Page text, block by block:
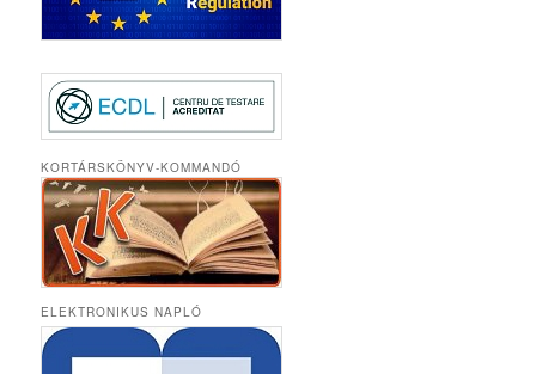
KORTÁRSKÖNYV-KOMMANDÓ
ELEKTRONIKUS NAPLÓ